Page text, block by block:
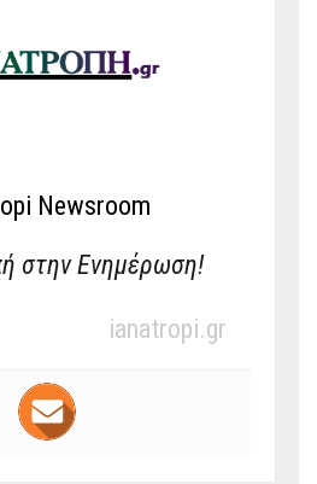
Newsroom
στην Ενημέρωση!
ianatropi.gr